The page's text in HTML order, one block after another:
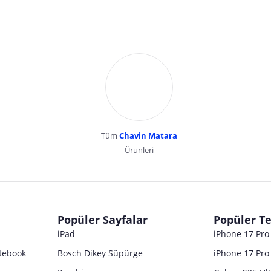
Tüm Chavin Matara
Ürünleri
Popüler Sayfalar
iPad
Bosch Dikey Süpürge
Popüler
iPhone 17
iPhone 17 Pro